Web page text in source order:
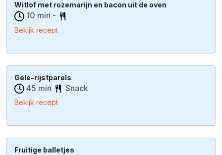
Witlof met rozemarijn en bacon uit de oven
10 min -
Bekijk recept
Gele-rijstparels
45 min Snack
Bekijk recept
Fruitige balletjes